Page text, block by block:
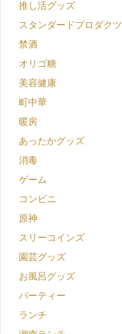
推し活グッズ
スタンダードプロダクツ
禁酒
オリゴ糖
美容健康
町中華
暖房
あったかグッズ
消毒
ゲーム
コンビニ
原神
スリーコインズ
園芸グッズ
お風呂グッズ
パーティー
ランチ